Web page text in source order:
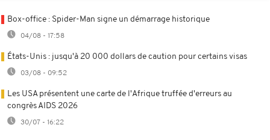
Box-office : Spider-Man signe un démarrage historique
04/08 - 17:58
États-Unis : jusqu'à 20 000 dollars de caution pour certains visas
03/08 - 09:52
Les USA présentent une carte de l'Afrique truffée d'erreurs au
congrès AIDS 2026
30/07 - 16:22